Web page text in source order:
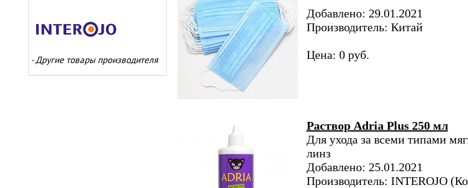
Добавлено: 29.01.2021
Производитель: Китай
Цена: 0 руб.
Раствор Adria Plus 250 мл
Для ухода за всеми типами
линз
Добавлено: 25.01.2021
Производитель: INTEROJO
-Другие товары производителя